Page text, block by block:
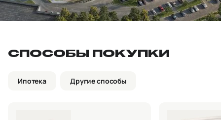
СПОСОБЫ ПОКУПКИ
Ипотека Другие способы